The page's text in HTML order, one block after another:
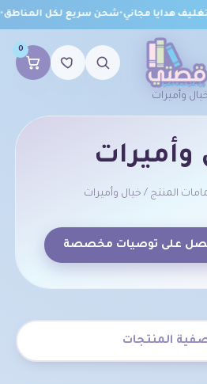
هدايا مجاني•شحن سريع لكل المناطق•
0
وأميرات
وأميرات
المنتج / خيال وأميرات
على توصيات مخصصة
المنتجات